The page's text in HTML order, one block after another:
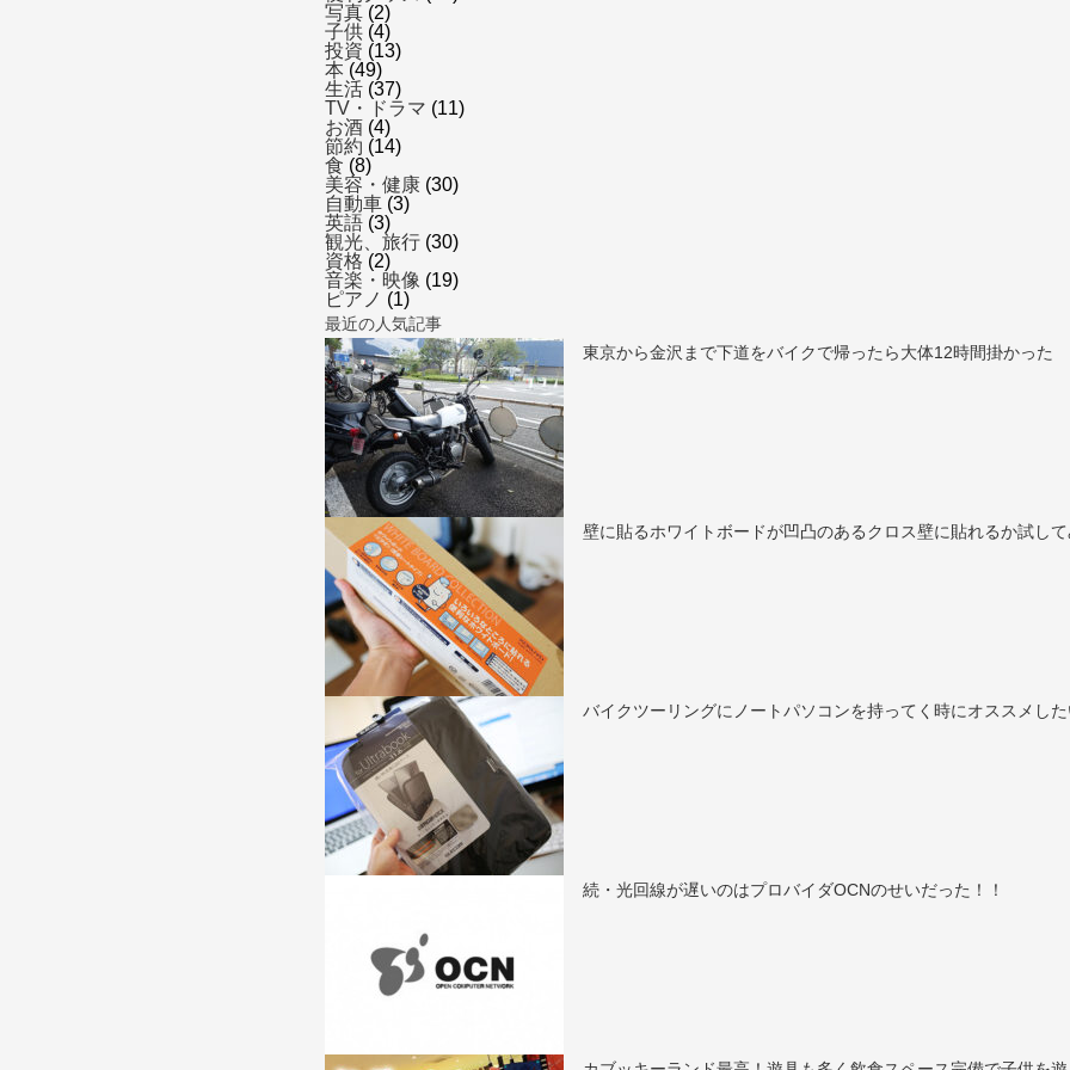
写真 (2)
子供 (4)
投資 (13)
本 (49)
生活 (37)
TV・ドラマ (11)
お酒 (4)
節約 (14)
食 (8)
美容・健康 (30)
自動車 (3)
英語 (3)
観光、旅行 (30)
資格 (2)
音楽・映像 (19)
ピアノ (1)
最近の人気記事
東京から金沢まで下道をバイクで帰ったら大体12時間掛かった
壁に貼るホワイトボードが凹凸のあるクロス壁に貼れるか試し
バイクツーリングにノートパソコンを持ってく時にオススメし
続・光回線が遅いのはプロバイダOCNのせいだった！！